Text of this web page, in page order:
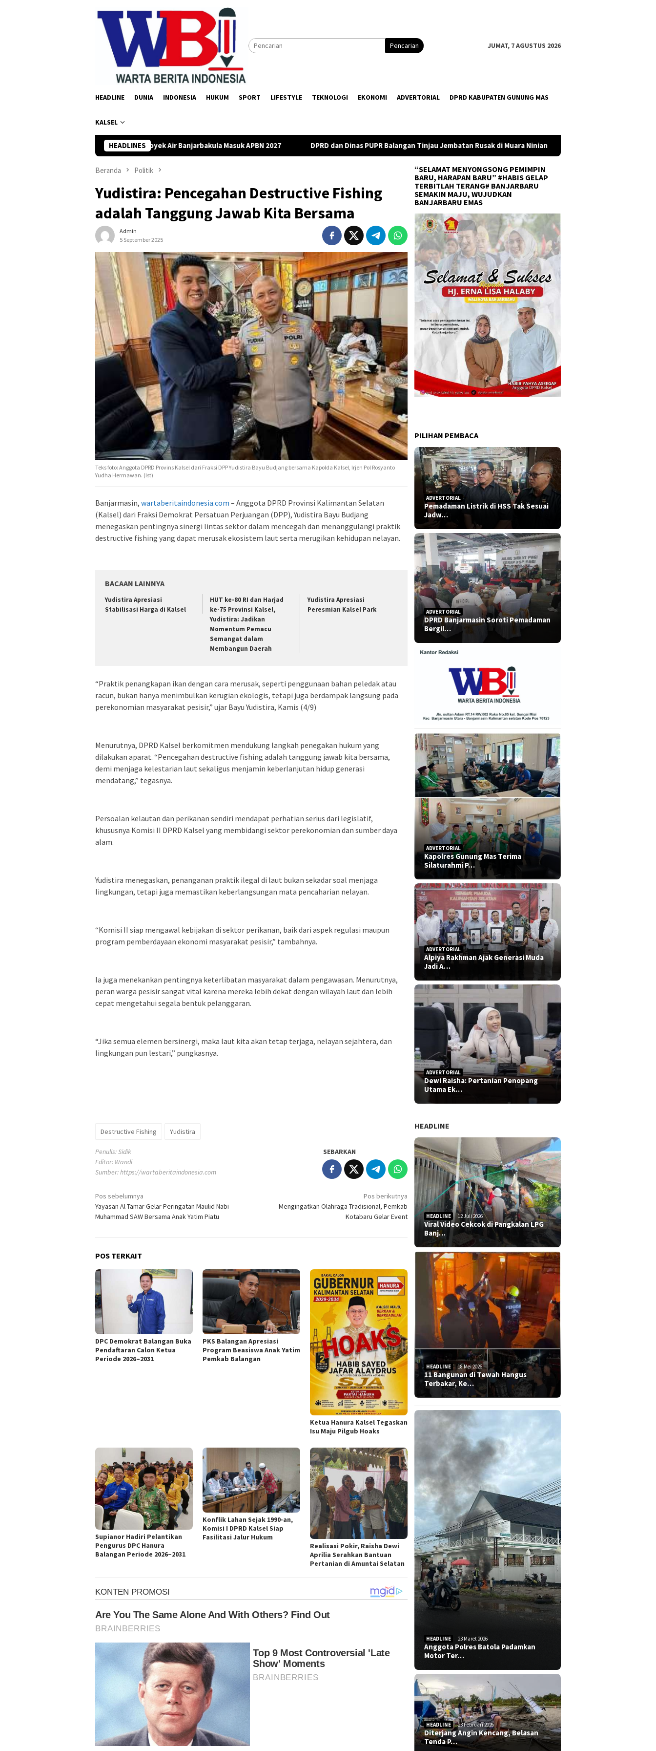
Pencarian JUMAT, 7 AGUSTUS 2026
HEADLINE DUNIA INDONESIA HUKUM SPORT LIFESTYLE TEKNOLOGI EKONOMI ADVERTORIAL DPRD KABUPATEN GUNUNG MAS
KALSEL
HEADLINES
Kalsel Kawal Proyek Air Banjarbakula Masuk APBN 2027 DPRD dan Dinas PUPR Balangan Tinjau Jembatan Rusak di Muara Ninian Pemkot Banjarbaru dan InJourney Salurkan
Beranda Politik
Yudistira: Pencegahan Destructive Fishing
adalah Tanggung Jawab Kita Bersama
Admin
5 September 2025
Teks foto: Anggota DPRD Provins Kalsel dari Fraksi DPP Yudistira Bayu Budjang bersama Kapolda Kalsel, Irjen Pol Rosyanto
Yudha Hermawan. (Ist)
Banjarmasin, wartaberitaindonesia.com – Anggota DPRD Provinsi Kalimantan Selatan
(Kalsel) dari Fraksi Demokrat Persatuan Perjuangan (DPP), Yudistira Bayu Budjang
menegaskan pentingnya sinergi lintas sektor dalam mencegah dan menanggulangi praktik
destructive fishing yang dapat merusak ekosistem laut serta merugikan kehidupan nelayan.
BACAAN LAINNYA
Yudistira Apresiasi
Stabilisasi Harga di Kalsel
HUT ke-80 RI dan Harjad
ke-75 Provinsi Kalsel,
Yudistira: Jadikan
Momentum Pemacu
Semangat dalam
Membangun Daerah
Yudistira Apresiasi
Peresmian Kalsel Park
“Praktik penangkapan ikan dengan cara merusak, seperti penggunaan bahan peledak atau
racun, bukan hanya menimbulkan kerugian ekologis, tetapi juga berdampak langsung pada
perekonomian masyarakat pesisir,” ujar Bayu Yudistira, Kamis (4/9)
Menurutnya, DPRD Kalsel berkomitmen mendukung langkah penegakan hukum yang
dilakukan aparat. “Pencegahan destructive fishing adalah tanggung jawab kita bersama,
demi menjaga kelestarian laut sekaligus menjamin keberlanjutan hidup generasi
mendatang,” tegasnya.
Persoalan kelautan dan perikanan sendiri mendapat perhatian serius dari legislatif,
khususnya Komisi II DPRD Kalsel yang membidangi sektor perekonomian dan sumber daya
alam.
Yudistira menegaskan, penanganan praktik ilegal di laut bukan sekadar soal menjaga
lingkungan, tetapi juga memastikan keberlangsungan mata pencaharian nelayan.
“Komisi II siap mengawal kebijakan di sektor perikanan, baik dari aspek regulasi maupun
program pemberdayaan ekonomi masyarakat pesisir,” tambahnya.
Ia juga menekankan pentingnya keterlibatan masyarakat dalam pengawasan. Menurutnya,
peran warga pesisir sangat vital karena mereka lebih dekat dengan wilayah laut dan lebih
cepat mengetahui segala bentuk pelanggaran.
“Jika semua elemen bersinergi, maka laut kita akan tetap terjaga, nelayan sejahtera, dan
lingkungan pun lestari,” pungkasnya.
Destructive Fishing Yudistira
Penulis: Sidik
Editor: Wandi
Sumber:https://wartaberitaindonesia.com
SEBARKAN
Navigasi
pos
Pos sebelumnya
Yayasan Al Tamar Gelar Peringatan Maulid Nabi
Muhammad SAW Bersama Anak Yatim Piatu
Pos berikutnya
Mengingatkan Olahraga Tradisional, Pemkab
Kotabaru Gelar Event
POS TERKAIT
DPC Demokrat Balangan Buka
Pendaftaran Calon Ketua
Periode 2026–2031
PKS Balangan Apresiasi
Program Beasiswa Anak Yatim
Pemkab Balangan
Ketua Hanura Kalsel Tegaskan
Isu Maju Pilgub Hoaks
Supianor Hadiri Pelantikan
Pengurus DPC Hanura
Balangan Periode 2026–2031
Konflik Lahan Sejak 1990-an,
Komisi I DPRD Kalsel Siap
Fasilitasi Jalur Hukum
Realisasi Pokir, Raisha Dewi
Aprilia Serahkan Bantuan
Pertanian di Amuntai Selatan
“SELAMAT MENYONGSONG PEMIMPIN
BARU, HARAPAN BARU” #HABIS GELAP
TERBITLAH TERANG# BANJARBARU
SEMAKIN MAJU, WUJUDKAN
BANJARBARU EMAS
PILIHAN PEMBACA
ADVERTORIAL
Pemadaman Listrik di HSS Tak Sesuai
Jadw…
ADVERTORIAL
DPRD Banjarmasin Soroti Pemadaman
Bergil…
ADVERTORIAL
Kapolres Gunung Mas Terima
Silaturahmi P…
ADVERTORIAL
Alpiya Rakhman Ajak Generasi Muda
Jadi A…
ADVERTORIAL
Dewi Raisha: Pertanian Penopang
Utama Ek…
HEADLINE
HEADLINE 12 Juli 2026
Viral Video Cekcok di Pangkalan LPG
Banj…
HEADLINE 18 Mei 2026
11 Bangunan di Tewah Hangus
Terbakar, Ke…
HEADLINE 23 Maret 2026
Anggota Polres Batola Padamkan
Motor Ter…
HEADLINE 23 Februari 2026
Diterjang Angin Kencang, Belasan
Tenda P…